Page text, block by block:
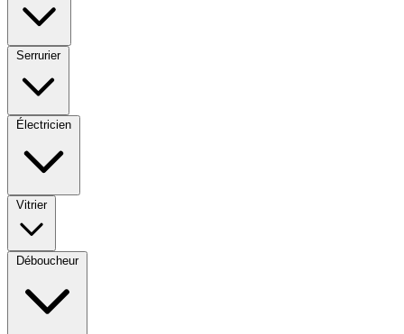
Serrurier
Électricien
Vitrier
Déboucheur